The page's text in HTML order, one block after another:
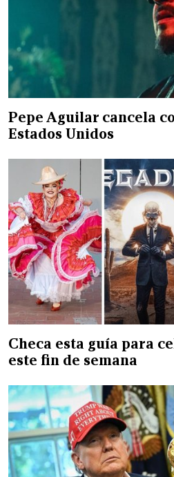
Pepe Aguilar cancela
Estados Unidos
Checa esta guía para
este fin de semana